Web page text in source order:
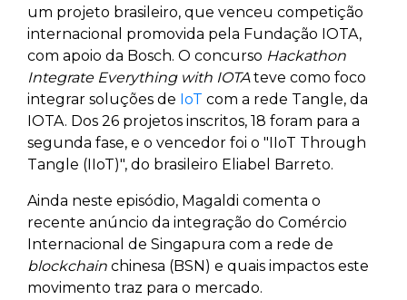
um projeto brasileiro, que venceu competição
internacional promovida pela Fundação IOTA,
com apoio da Bosch. O concurso Hackathon
Integrate Everything with IOTAteve como foco
integrar soluções de IoT com a rede Tangle, da
IOTA. Dos 26 projetos inscritos, 18 foram para a
segunda fase, e o vencedor foi o "IIoT Through
Tangle (IIoT)", do brasileiro Eliabel Barreto.
Ainda neste episódio, Magaldi comenta o
recente anúncio da integração do Comércio
Internacional de Singapura com a rede de
blockchain chinesa (BSN) e quais impactos este
movimento traz para o mercado.